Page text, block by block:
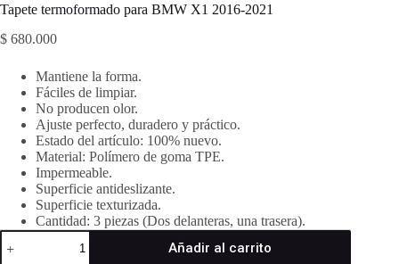
Tapete termoformado para BMW X1 2016-2021
$ 680.000
Mantiene la forma.
Fáciles de limpiar.
No producen olor.
Ajuste perfecto, duradero y práctico.
Estado del artículo: 100% nuevo.
Material: Polímero de goma TPE.
Impermeable.
Superficie antideslizante.
Superficie texturizada.
Cantidad: 3 piezas (Dos delanteras, una trasera).
Tapete
termoformado
Añadir al carrito